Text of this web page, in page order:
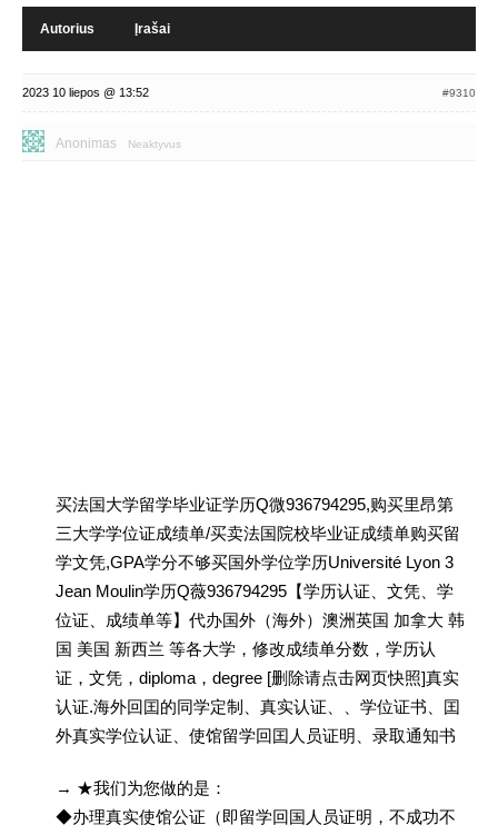
Autorius Įrašai
2023 10 liepos @ 13:52 #9310
Anonimas Neaktyvus
买法国大学留学毕业证学历Q微936794295,购买里昂第
三大学学位证成绩单/买卖法国院校毕业证成绩单购买留
学文凭,GPA学分不够买国外学位学历Université Lyon 3
Jean Moulin学历Q薇936794295【学历认证、文凭、学
位证、成绩单等】代办国外（海外）澳洲英国 加拿大 韩
国 美国 新西兰 等各大学，修改成绩单分数，学历认
证，文凭，diploma，degree [删除请点击网页快照]真实
认证.海外回囯的同学定制、真实认证、、学位证书、囯
外真实学位认证、使馆留学回囯人员证明、录取通知书
→ ★我们为您做的是：
◆办理真实使馆公证（即留学回国人员证明，不成功不